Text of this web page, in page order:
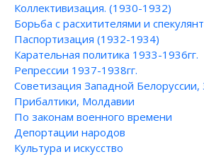
Коллективизация. (1930-1932)
Борьба с расхитителями и
Паспортизация (1932-1934)
Карательная политика 1933-1936гг.
Репрессии 1937-1938гг.
Советизация Западной
Прибалтики, Молдавии
По законам военного времени
Депортации народов
Культура и искусство